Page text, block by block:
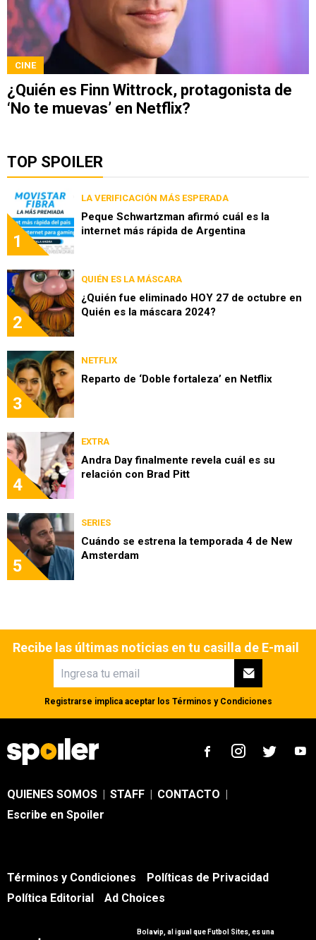
CINE
¿Quién es Finn Wittrock, protagonista de
‘No te muevas’ en Netflix?
TOP SPOILER
1
LA VERIFICACIÓN MÁS ESPERADA
Peque Schwartzman afirmó cuál es la
internet más rápida de Argentina
2
QUIÉN ES LA MÁSCARA
¿Quién fue eliminado HOY 27 de octubre en
Quién es la máscara 2024?
3
NETFLIX
Reparto de ‘Doble fortaleza’ en Netflix
4
EXTRA
Andra Day finalmente revela cuál es su
relación con Brad Pitt
5
SERIES
Cuándo se estrena la temporada 4 de New
Amsterdam
Recibe las últimas noticias en tu casilla de E-mail
Registrarse implica aceptar los Términos y Condiciones
QUIENES SOMOS | STAFF | CONTACTO |
Escribe en Spoiler
Términos y Condiciones
Políticas de Privacidad
Política Editorial
Ad Choices
Bolavip, al igual que Futbol Sites, es una